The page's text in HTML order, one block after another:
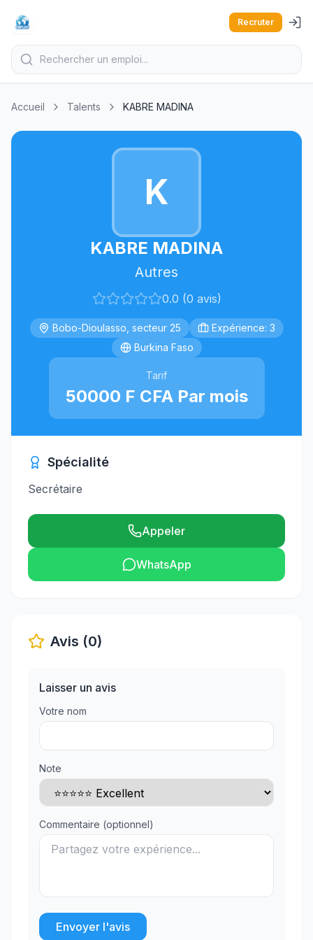
Recruter
Accueil Talents KABRE MADINA
K
KABRE MADINA
Autres
0.0 (0 avis)
Bobo-Dioulasso, secteur 25
Expérience: 3
Burkina Faso
Tarif
50000 F CFA Par mois
Spécialité
Secrétaire
Appeler
WhatsApp
Avis (0)
Laisser un avis
Votre nom
Note
Commentaire (optionnel)
Envoyer l'avis